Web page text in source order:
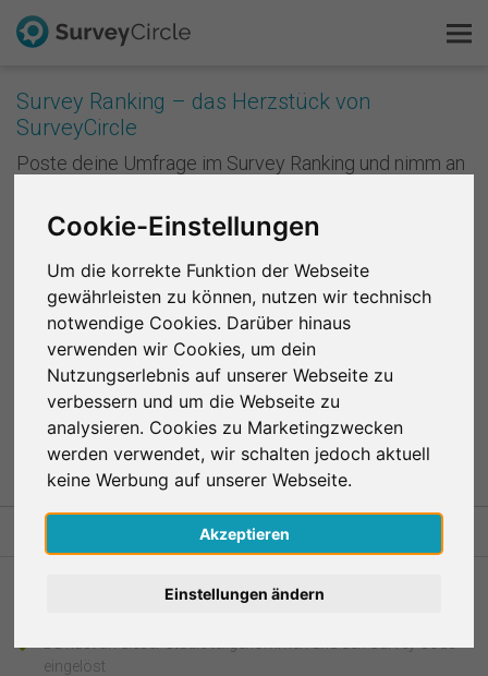
Cookie-Einstellungen
Um die korrekte Funktion der Webseite
gewährleisten zu können, nutzen wir technisch
notwendige Cookies. Darüber hinaus
verwenden wir Cookies, um dein
Nutzungserlebnis auf unserer Webseite zu
verbessern und um die Webseite zu
analysieren. Cookies zu Marketingzwecken
werden verwendet, wir schalten jedoch aktuell
keine Werbung auf unserer Webseite.
Akzeptieren
Einstellungen ändern
Survey Ranking – das Herzstück von
SurveyCircle
Poste deine Umfrage im Survey Ranking und nimm an
deiner Studie im Survey Ranking. Je besser deine
deiner Studie teil. Anders formuliert: Je mehr du
andere unterstützt, desto mehr Unterstützung
bekommst du zurück.
Registriere dich kostenlos, um bei SurveyCircle
Studienteilnehmer zu finden und spannende
Forschungsprojekte zu unterstützen.
Region 1 R 2 R 3 R 4 R 5
eingelöst
Forschung entdecken
FAQ
Kostenlos registrieren
Anmelden
English
Nederlands